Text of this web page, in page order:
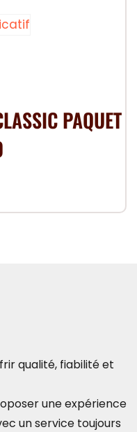
PAQUET
qualité, fiabilité et
une expérience
un service toujours